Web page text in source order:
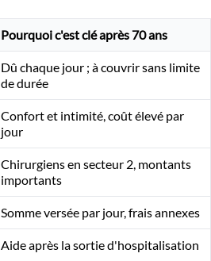
Pourquoi c'est clé après 70 ans
Dû chaque jour ; à couvrir sans limite
de durée
Confort et intimité, coût élevé par
jour
Chirurgiens en secteur 2, montants
importants
Somme versée par jour, frais annexes
Aide après la sortie d'hospitalisation